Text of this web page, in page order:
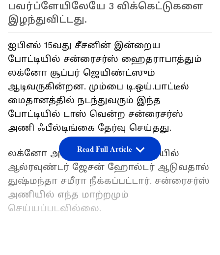
பவர்ப்ளேயிலேயே 3 விக்கெட்டுகளை
இழந்துவிட்டது.
ஐபிஎல் 15வது சீசனின் இன்றைய
போட்டியில் சன்ரைசர்ஸ் ஹைதராபாத்தும்
லக்னோ சூப்பர் ஜெயிண்ட்ஸும்
ஆடிவருகின்றன. மும்பை டி.ஒய்.பாட்டீல்
மைதானத்தில் நடந்துவரும் இந்த
போட்டியில் டாஸ் வென்ற சன்ரைசர்ஸ்
அணி ஃபீல்டிங்கை தேர்வு செய்தது.
லக்னோ அணியில் இந்த போட்டியில்
ஆல்ரவுண்டர் ஜேசன் ஹோல்டர் ஆடுவதால்
துஷ்மந்தா சமீரா நீக்கப்பட்டார். சன்ரைசர்ஸ்
அணியில் எந்த மாற்றமும்
செய்யப்படவில்லை.
Read Full Article